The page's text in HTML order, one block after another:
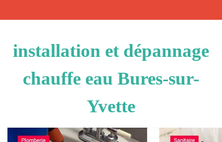
installation et dépannage
chauffe eau Bures-sur-
Yvette